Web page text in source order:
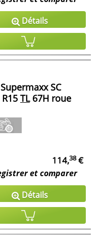
Détails
SC
TL67H roue
114,38€
et comparer
Détails